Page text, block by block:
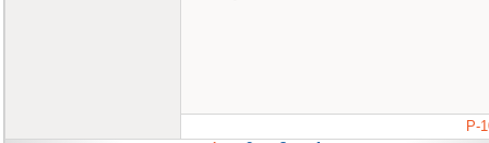
P-